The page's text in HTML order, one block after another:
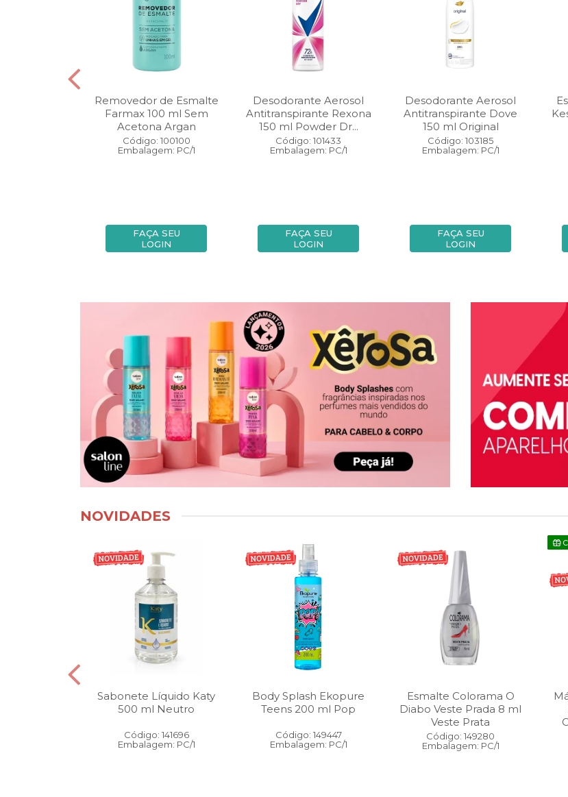
Removedor de Esmalte
Farmax 100 ml Sem
Acetona Argan
Código: 100100
Embalagem: PC/1
FAÇA SEU
LOGIN
Desodorante Aerosol
Antitranspirante Rexona
150 ml Powder Dr...
Código: 101433
Embalagem: PC/1
FAÇA SEU
LOGIN
Desodorante Aerosol
Antitranspirante Dove
150 ml Original
Código: 103185
Embalagem: PC/1
FAÇA SEU
LOGIN
NOVIDADES
Sabonete Líquido Katy
500 ml Neutro
Código: 141696
Embalagem: PC/1
Body Splash Ekopure
Teens 200 ml Pop
Código: 149447
Embalagem: PC/1
Esmalte Colorama O
Diabo Veste Prada 8 ml
Veste Prata
Código: 149280
Embalagem: PC/1